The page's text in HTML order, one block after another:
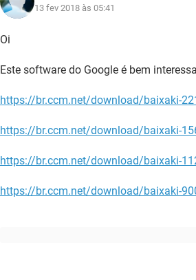
13 fev 2018 às 05:41
Oi
Este software do Google é bem
https://br.ccm.net/download/baixaki-
https://br.ccm.net/download/baixaki-
https://br.ccm.net/download/baixaki-
https://br.ccm.net/download/baixaki-